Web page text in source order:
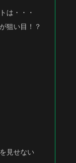
は・・・
狙い目！？
見せない